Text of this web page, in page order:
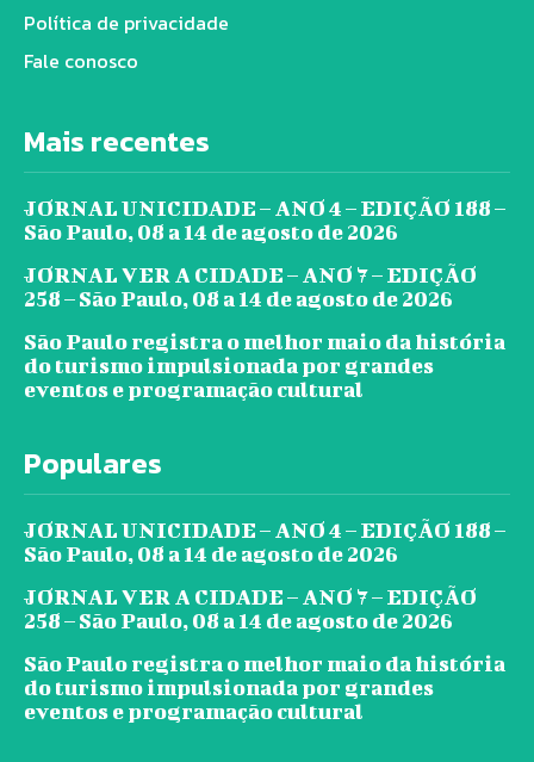
Política de privacidade
Fale conosco
Mais recentes
JORNAL UNICIDADE – ANO 4 – EDIÇÃO 188 –
São Paulo, 08 a 14 de agosto de 2026
JORNAL VER A CIDADE – ANO 7 – EDIÇÃO
258 – São Paulo, 08 a 14 de agosto de 2026
São Paulo registra o melhor maio da história
do turismo impulsionada por grandes
eventos e programação cultural
Populares
JORNAL UNICIDADE – ANO 4 – EDIÇÃO 188 –
São Paulo, 08 a 14 de agosto de 2026
JORNAL VER A CIDADE – ANO 7 – EDIÇÃO
258 – São Paulo, 08 a 14 de agosto de 2026
São Paulo registra o melhor maio da história
do turismo impulsionada por grandes
eventos e programação cultural